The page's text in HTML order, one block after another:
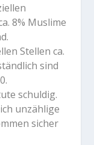
8% Muslime
Stellen ca.
sind
schuldig.
unzählige
sicher